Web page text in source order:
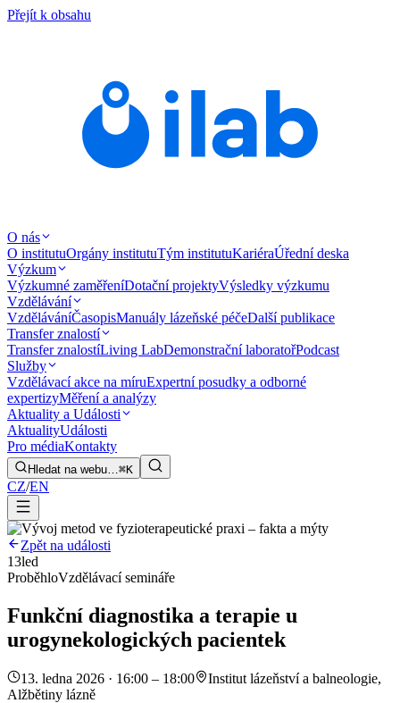
Přejít k obsahu
O nás
O institutuOrgány institutuTým institutuKariéraÚřední deska
Výzkum
Výzkumné zaměřeníDotační projektyVýsledky výzkumu
Vzdělávání
VzděláváníČasopisManuály lázeňské péčeDalší publikace
Transfer znalostí
Transfer znalostíLiving LabDemonstrační laboratořPodcast
Služby
Vzdělávací akce na míruExpertní posudky a odborné
expertizyMěření a analýzy
Aktuality a Události
AktualityUdálosti
Pro médiaKontakty
Hledat na webu…⌘K
CZ/EN
Zpět na události
13led
ProběhloVzdělávací semináře
Funkční diagnostika a terapie u
urogynekologických pacientek
13. ledna 2026 · 16:00 – 18:00
Institut lázeňství a balneologie,
Alžbětiny lázně